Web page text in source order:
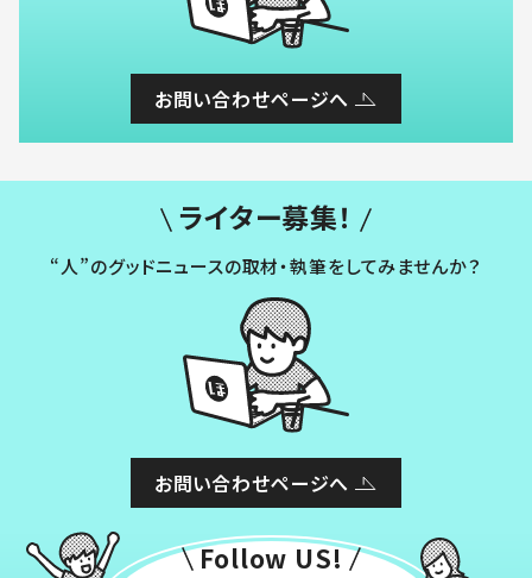
お問い合わせページへ
ライター募集！
“人”のグッドニュースの取材・執筆をしてみませんか？
お問い合わせページへ
Follow US!